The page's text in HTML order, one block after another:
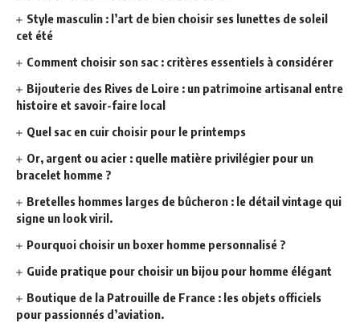
Style masculin : l’art de bien choisir ses lunettes de soleil
cet été
Comment choisir son sac : critères essentiels à considérer
Bijouterie des Rives de Loire : un patrimoine artisanal entre
histoire et savoir-faire local
Quel sac en cuir choisir pour le printemps
Or, argent ou acier : quelle matière privilégier pour un
bracelet homme ?
Bretelles hommes larges de bûcheron : le détail vintage qui
signe un look viril.
Pourquoi choisir un boxer homme personnalisé ?
Guide pratique pour choisir un bijou pour homme élégant
Boutique de la Patrouille de France : les objets officiels
pour passionnés d’aviation.